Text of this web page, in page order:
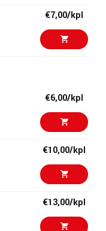
€7,00/kpl
€13,00/kpl
€12,90/kpl
€18,90/kpl
€6,00/kpl
€10,00/kpl
€13,00/kpl